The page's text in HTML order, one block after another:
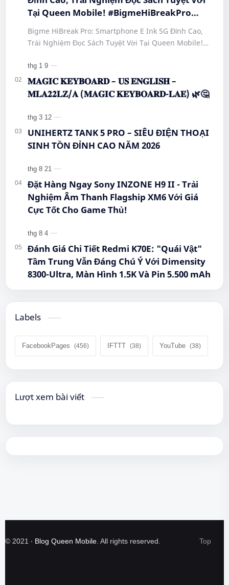
Tại Queen Mobile! #BigmeHiBreakPro
#SmartphoneEInk #QueenMobile
#HiBreakPro5G #DienThoaiDocSach
#CongNgheMoi #MuaSamThongMinh
#EInkPhone #5GSmartphone
Bigme HiBreak Pro: Smartphone E Ink 5G Đỉnh Cao,
Trải Nghiệm Đọc Sách Tuyệt Vời Tại Queen Mobile!
#Hi…
𝐌𝐀𝐆𝐈𝐂 𝐊𝐄𝐘𝐁𝐎𝐀𝐑𝐃 – 𝐔𝐒 𝐄𝐍𝐆𝐋𝐈𝐒𝐇 –
𝐌𝐋𝐀𝟐𝟐𝐋𝐙/𝐀 (𝐌𝐀𝐆𝐈𝐂 𝐊𝐄𝐘𝐁𝐎𝐀𝐑𝐃-𝐋𝐀𝐄) 🌿🤔
UNIHERTZ TANK 5 PRO – SIÊU ĐIỆN THOẠI
SINH TỒN ĐỈNH CAO NĂM 2026
Đặt Hàng Ngay Sony INZONE H9 II - Trải
Nghiệm Âm Thanh Flagship XM6 Với Giá
Cực Tốt Cho Game Thủ!
Đánh Giá Chi Tiết Redmi K70E: "Quái Vật"
Tầm Trung Vẫn Đáng Chú Ý Với Dimensity
8300-Ultra, Màn Hình 1.5K Và Pin 5.500 mAh
Labels
FacebookPages IFTTT YouTube
Lượt xem bài viết
© 2021 ‧ Blog Queen Mobile. All rights reserved.